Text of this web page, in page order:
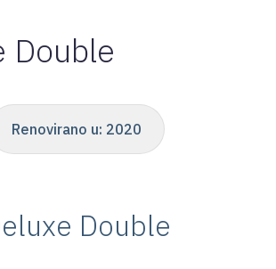
Double
Renovirano u: 2020
Double